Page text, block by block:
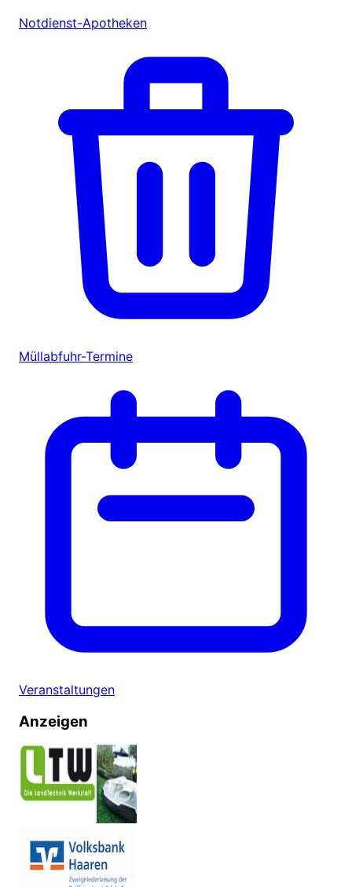
Notdienst-Apotheken
Müllabfuhr-Termine
Veranstaltungen
Anzeigen